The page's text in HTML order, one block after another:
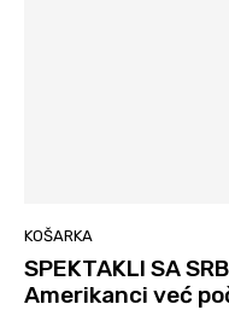
KOŠARKA
SPEKTAKLI SA
Amerikanci već